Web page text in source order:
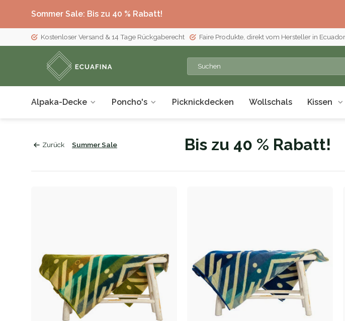
Sommer Sale: Bis zu 40 % Rabatt!
Kostenloser Versand & 14 Tage Rückgaberecht Faire Produkte, direkt vom Hersteller in Ecuador
Alpaka-Decke Poncho's Picknickdecken Wollschals Kissen
Zurück Summer Sale Bis zu 40 % Rabatt!